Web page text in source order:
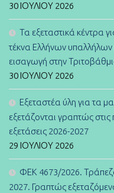
30 ΙΟΥΛΊΟΥ 2026
Τα εξεταστικά κέντρα
τέκνα Ελλήνων υπαλλήλων
εισαγωγή στην
30 ΙΟΥΛΊΟΥ 2026
Εξεταστέα ύλη για τα
εξετάζονται γραπτώς
εξετάσεις 2026-2027
29 ΙΟΥΛΊΟΥ 2026
ΦΕΚ 4673/2026.
2027. Γραπτώς